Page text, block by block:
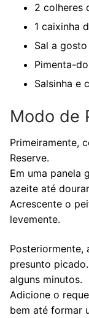
2 colheres
1 caixinha
Sal a gosto
Pimenta-
Salsinha e
Modo de
Primeiramente,
Reserve.
Em uma panela
azeite até
Acrescente o
levemente.
Posteriormente,
presunto
alguns minutos.
Adicione o
bem até formar